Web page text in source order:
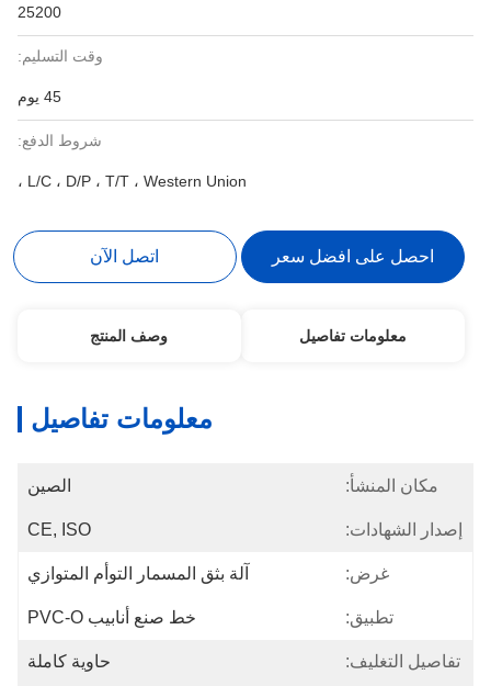
25200
وقت التسليم:
45 يوم
شروط الدفع:
L/C ، D/P ، T/T ، Western Union ،
احصل على افضل سعر اتصل الآن
معلومات تفاصيل وصف المنتج
معلومات تفاصيل
مكان المنشأ: الصين
إصدار الشهادات: CE, ISO
غرض: آلة بثق المسمار التوأم المتوازي
تطبيق: خط صنع أنابيب PVC-O
تفاصيل التغليف: حاوية كاملة